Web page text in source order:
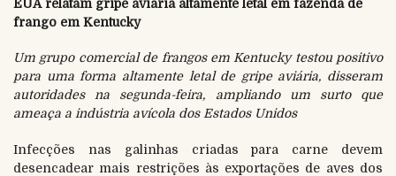
EUA relatam gripe aviária altamente letal em fazenda de
frango em Kentucky
Um grupo comercial de frangos em Kentucky testou positivo
para uma forma altamente letal de gripe aviária, disseram
autoridades na segunda-feira, ampliando um surto que
ameaça a indústria avícola dos Estados Unidos
Infecções nas galinhas criadas para carne devem
desencadear mais restrições às exportações de aves dos